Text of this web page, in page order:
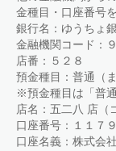
金種目・口座番号
銀行名：ゆうちょ
金融機関コード：
店番：５２８
預金種目：普通（
※預金種目は「普
店名：五二八 店（
口座番号：１１７
口座名義：株式会